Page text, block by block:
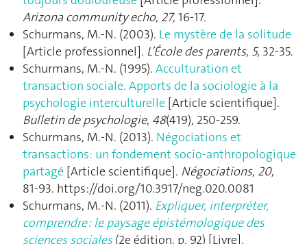
Arizona community echo, 27, 16‑17.
Schurmans, M.-N. (2003). Le mystère de la solitude
[Article professionnel]. L’École des parents, 5, 32‑35.
Schurmans, M.-N. (1995). Acculturation et
transaction sociale. Apports de la sociologie à la
psychologie interculturelle [Article scientifique].
Bulletin de psychologie, 48(419), 250‑259.
Schurmans, M.-N. (2013). Négociations et
transactions: un fondement socio-anthropologique
partagé [Article scientifique]. Négociations, 20,
81‑93. https://doi.org/10.3917/neg.020.0081
Schurmans, M.-N. (2011). Expliquer, interpréter,
comprendre : le paysage épistémologique des
sciences sociales(2e édition, p. 92) [Livre].